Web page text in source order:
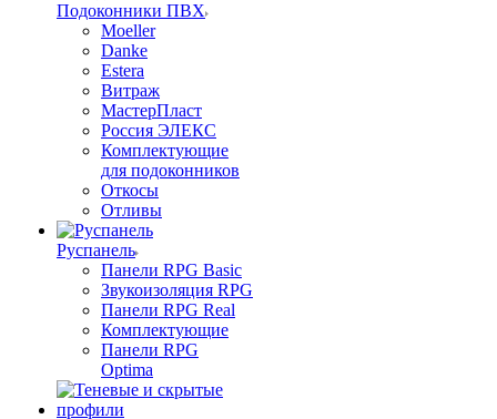
Подоконники ПВХ
Moeller
Danke
Estera
Витраж
МастерПласт
Россия ЭЛЕКС
Комплектующие
для подоконников
Откосы
Отливы
Руспанель
Панели RPG Basic
Звукоизоляция RPG
Панели RPG Real
Комплектующие
Панели RPG
Optima